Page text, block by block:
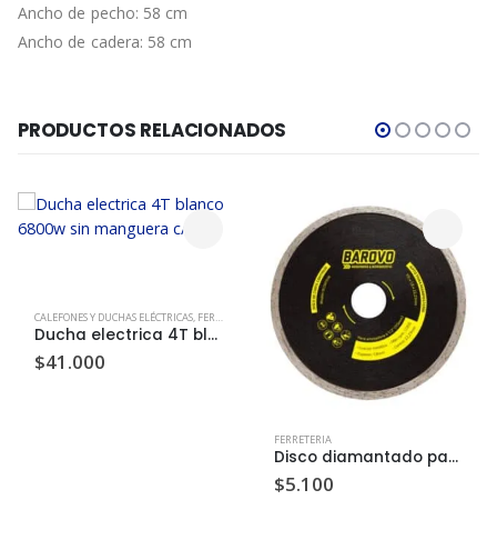
Ancho de pecho: 58 cm
Ancho de cadera: 58 cm
PRODUCTOS RELACIONADOS
CALEFONES Y DUCHAS ELÉCTRICAS, FERRETERIA
Ducha electrica 4T blanco 6800w sin manguera c/u
$41.000
FERRETERIA
Disco diamantado para mamposteria
$5.100